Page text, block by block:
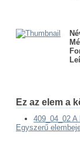
Ez az elem a
409_04_02
Egyszerű